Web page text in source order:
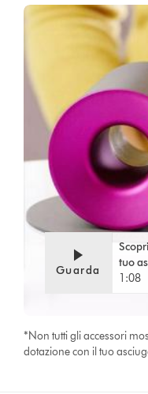
Transcript
trascrizione
video
Guarda
tuo
1:08
*Non tutti gli accessori
dotazione con il tuo